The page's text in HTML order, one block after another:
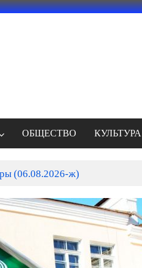
ОБЩЕСТВО КУЛЬТУРА
(06.08.2026-ж)